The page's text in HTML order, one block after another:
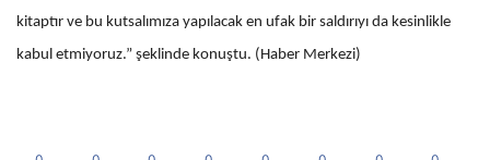
kitaptır ve bu kutsalımıza yapılacak en ufak bir saldırıyı da kesinlikle
kabul etmiyoruz.” şeklinde konuştu. (Haber Merkezi)